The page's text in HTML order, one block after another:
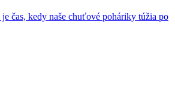
čas, kedy naše chuťové poháriky túžia po